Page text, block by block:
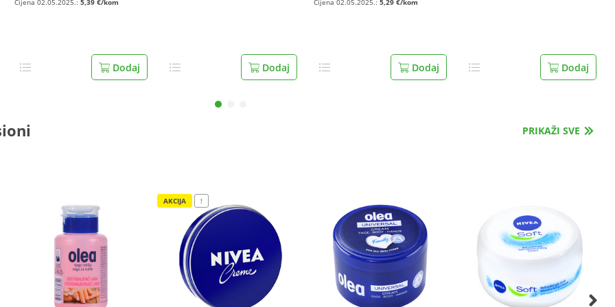
Cijena 02.05.2025.:5,39 €/kom
Dodaj Dodaj
Cijena 02.05.2025.:5,29 €/kom
Dodaj Dodaj
PRIKAŽI SVE
AKCIJA !